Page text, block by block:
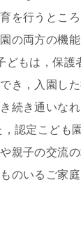
を行うとこ
の両方の機
どもは，保護
き，入園し
続き通いな
認定こども
親子の交流
のいるご家